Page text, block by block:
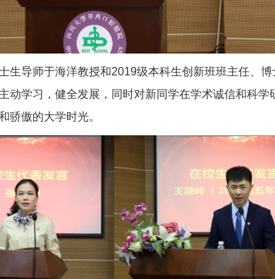
导师于海洋教授和2019级本科生创新班班主任、博
动学习，健全发展，同时对新同学在学术诚信和科
骄傲的大学时光。